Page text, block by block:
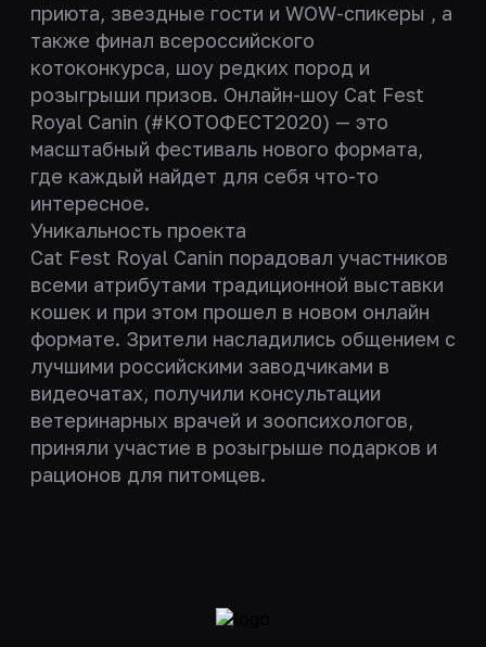
приюта, звездные гости и WOW-спикеры , а
также финал всероссийского
котоконкурса, шоу редких пород и
розыгрыши призов. Онлайн-шоу Cat Fest
Royal Canin (#КОТОФЕСТ2020) — это
масштабный фестиваль нового формата,
где каждый найдет для себя что-то
интересное.
Уникальность проекта
Cat Fest Royal Canin порадовал участников
всеми атрибутами традиционной выставки
кошек и при этом прошел в новом онлайн
формате. Зрители насладились общением с
лучшими российскими заводчиками в
видеочатах, получили консультации
ветеринарных врачей и зоопсихологов,
приняли участие в розыгрыше подарков и
рационов для питомцев.